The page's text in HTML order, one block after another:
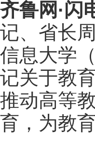
齐鲁网 ·闪
记、省长
信息大学
记关于教
推动高等
育，为教